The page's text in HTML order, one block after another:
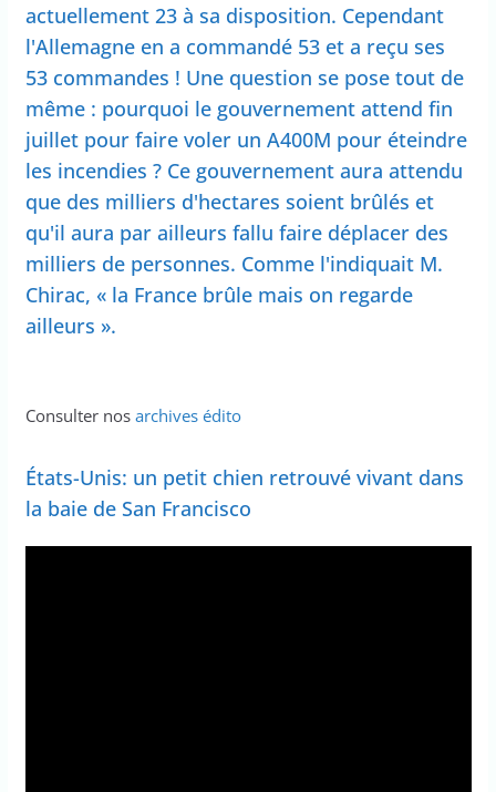
actuellement 23 à sa disposition. Cependant
l'Allemagne en a commandé 53 et a reçu ses
53 commandes ! Une question se pose tout de
même : pourquoi le gouvernement attend fin
juillet pour faire voler un A400M pour éteindre
les incendies ? Ce gouvernement aura attendu
que des milliers d'hectares soient brûlés et
qu'il aura par ailleurs fallu faire déplacer des
milliers de personnes. Comme l'indiquait M.
Chirac, « la France brûle mais on regarde
ailleurs ».
Consulter nos archives édito
États-Unis: un petit chien retrouvé vivant dans
la baie de San Francisco